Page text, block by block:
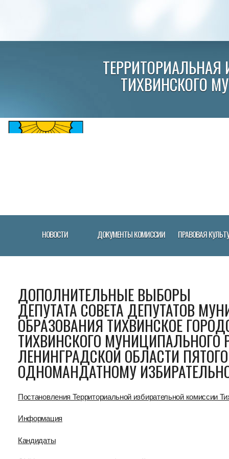
ТИХВИНСКОГО
НОВОСТИ ДОКУМЕНТЫ КОМИССИИ ПРАВОВАЯ
ДОПОЛНИТЕЛЬНЫЕ ВЫБОРЫ
ДЕПУТАТА СОВЕТА ДЕПУТАТОВ
ОБРАЗОВАНИЯ ТИХВИНСКОЕ
ТИХВИНСКОГО МУНИЦИПАЛЬНОГО
ЛЕНИНГРАДСКОЙ ОБЛАСТИ
ОДНОМАНДАТНОМУ
Постановления Территориальной избирательной комиссии
Информация
Кандидаты